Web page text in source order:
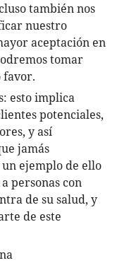
también nos
nuestro
aceptación en
tomar
favor.
esto implica
potenciales,
y así
jamás
ejemplo de ello
personas con
de su salud, y
de este